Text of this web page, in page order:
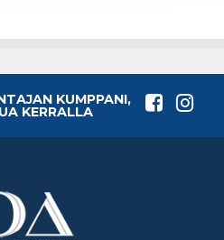
KUMPPANI,
KERRALLA